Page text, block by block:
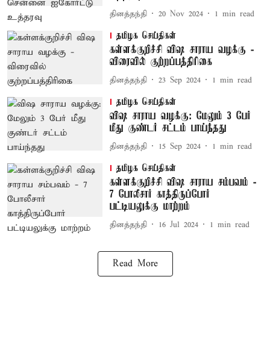
தினத்தந்தி 20 Nov 2024 1 min read
தமிழக செய்திகள்
கள்ளக்குறிச்சி விஷ சாராய வழக்கு -
விரைவில் குற்றப்பத்திரிகை
தினத்தந்தி 23 Sep 2024 1 min read
தமிழக செய்திகள்
விஷ சாராய வழக்கு: மேலும் 3 பேர்
மீது குண்டர் சட்டம் பாய்ந்தது
தினத்தந்தி 15 Sep 2024 1 min read
தமிழக செய்திகள்
கள்ளக்குறிச்சி விஷ சாராய சம்பவம் -
7 போலீசார் காத்திருப்போர்
பட்டியலுக்கு மாற்றம்
தினத்தந்தி 16 Jul 2024 1 min read
Read More